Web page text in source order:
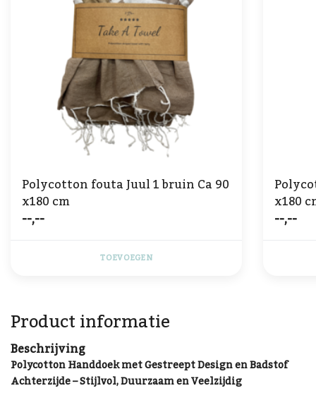
Polycotton fouta Juul 1 bruin Ca 90
x180 cm
--,--
TOEVOEGEN
x180
--,--
Product informatie
Beschrijving
Polycotton Handdoek met Gestreept Design en Badstof
Achterzijde – Stijlvol, Duurzaam en Veelzijdig